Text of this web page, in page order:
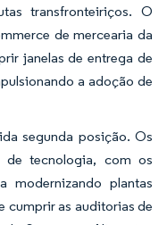
transfronteiriços. O
de mercearia da
janelas de entrega de
a adoção de
segunda posição. Os
de tecnologia, com os
modernizando plantas
cumprir as auditorias de